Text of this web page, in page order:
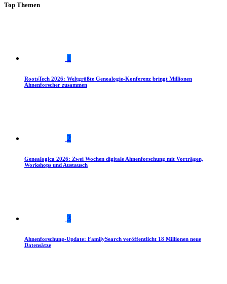
Top Themen
1
RootsTech 2026: Weltgrößte Genealogie-Konferenz bringt Millionen
Ahnenforscher zusammen
2
Genealogica 2026: Zwei Wochen digitale Ahnenforschung mit Vorträgen,
Workshops und Austausch
3
Ahnenforschung-Update: FamilySearch veröffentlicht 18 Millionen neue
Datensätze